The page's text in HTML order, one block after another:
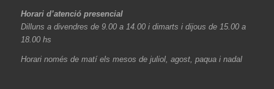
Horari d’atenció presencial
Dilluns a divendres de 9.00 a 14.00 i dimarts i dijous de 15.00 a
18.00 hs
Horari només de matí els mesos de juliol, agost, paqua i nadal